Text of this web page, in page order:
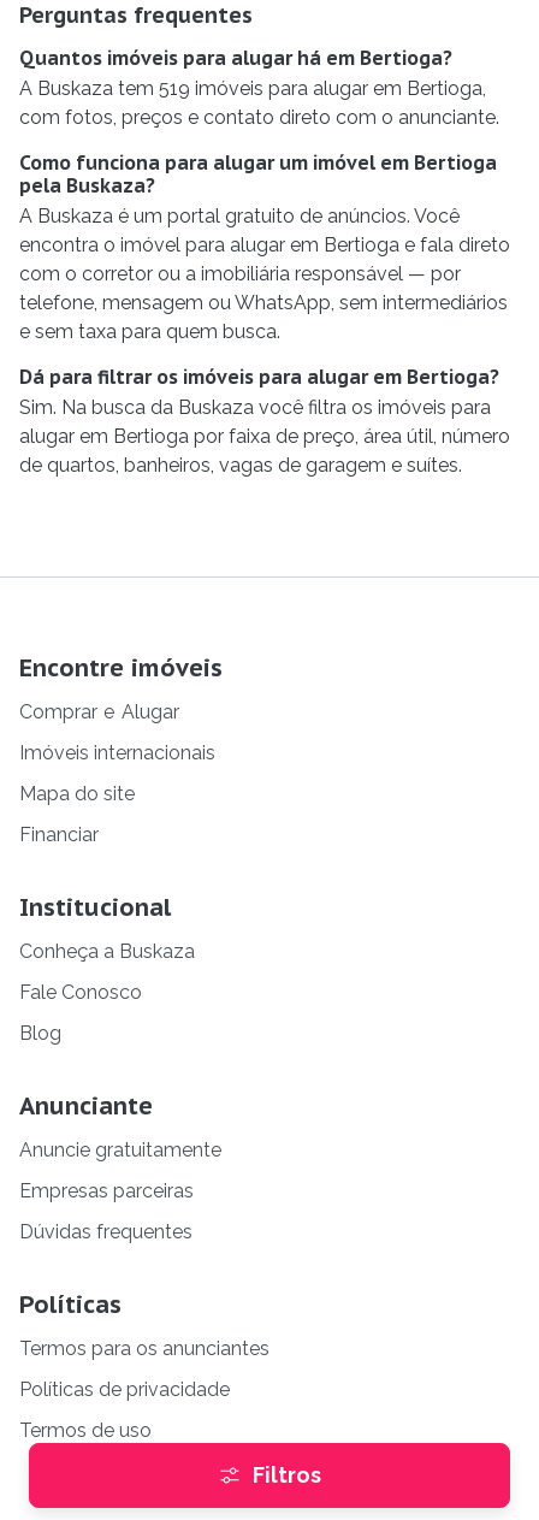
Filtros
Perguntas frequentes
Quantos imóveis para alugar há em Bertioga?
A Buskaza tem 519 imóveis para alugar em Bertioga,
com fotos, preços e contato direto com o anunciante.
Como funciona para alugar um imóvel em Bertioga
pela Buskaza?
A Buskaza é um portal gratuito de anúncios. Você
encontra o imóvel para alugar em Bertioga e fala direto
com o corretor ou a imobiliária responsável — por
telefone, mensagem ou WhatsApp, sem intermediários
e sem taxa para quem busca.
Dá para filtrar os imóveis para alugar em Bertioga?
Sim. Na busca da Buskaza você filtra os imóveis para
alugar em Bertioga por faixa de preço, área útil, número
de quartos, banheiros, vagas de garagem e suítes.
Encontre imóveis
Comprar e Alugar
Imóveis internacionais
Mapa do site
Financiar
Institucional
Conheça a Buskaza
Fale Conosco
Blog
Anunciante
Anuncie gratuitamente
Empresas parceiras
Dúvidas frequentes
Políticas
Termos para os anunciantes
Políticas de privacidade
Termos de uso